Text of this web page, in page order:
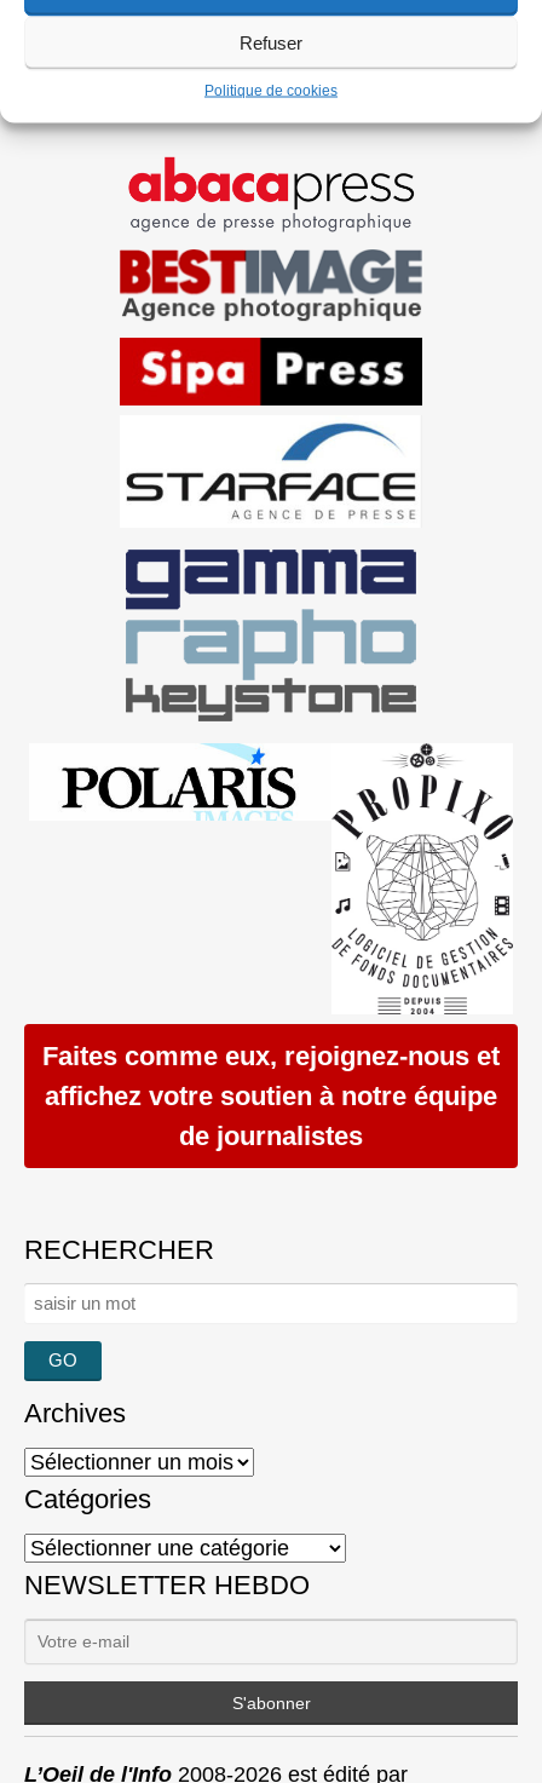
Refuser
Politique de cookies
Ils nous soutiennent
Faites comme eux, rejoignez-nous et
affichez votre soutien à notre équipe
de journalistes
RECHERCHER
Rechercher :
Archives
Archives
Catégories
Catégories
NEWSLETTER HEBDO
L’Oeil de l'Info 2008-2026 est édité par